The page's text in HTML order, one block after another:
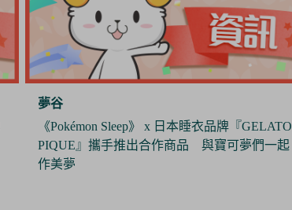
夢谷
日本製造商J.Dream推出娃用墨鏡 打造帥氣休閒
風格